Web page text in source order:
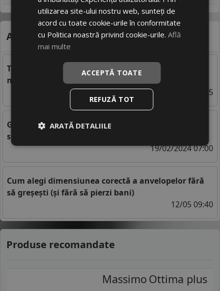
Alte știri care te-ar putea interesa
Tractiune fata vs. spate vs. integrala - care este cea
mai buna optiune pentru tine?
06/02/2023 09:05
Galma pe cauciuc: ce reprezinta, de ce apare si care
sunt solutiile de prevenire si remediere?
19/02/2024 07:00
Cum alegi dimensiunea corectă a anvelopelor fără
să greșești (și fără să pierzi bani)
12/05 09:40
Produse recomandate
Massimo Ottima plus
utilizarea site-ului nostru web, sunteți de
acord cu toate cookie-urile în conformitate
cu Politica noastră privind cookie-urile.Află
mai multe
ACCEPTĂ TOATE
REFUZĂ TOT
ARATĂ DETALIILE